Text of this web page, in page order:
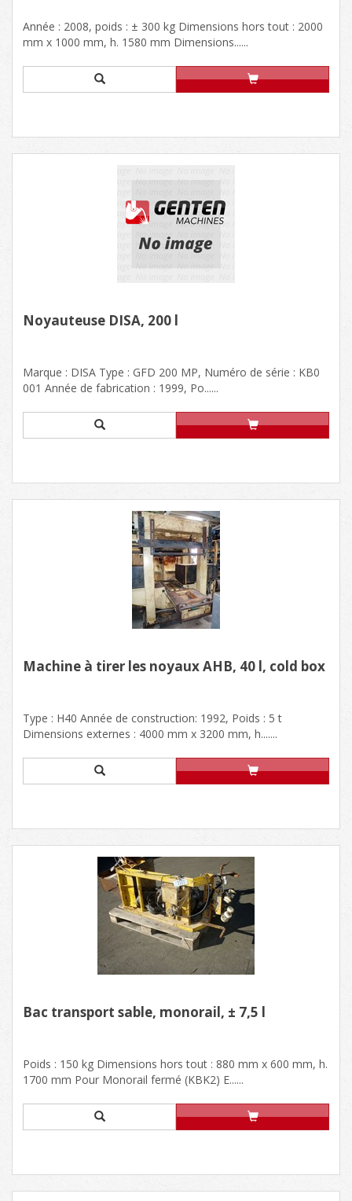
Année : 2008, poids : ± 300 kg Dimensions hors tout : 2000
mm x 1000 mm, h. 1580 mm Dimensions......
Noyauteuse DISA, 200 l
Marque : DISA Type : GFD 200 MP, Numéro de série : KB0
001 Année de fabrication : 1999, Po......
Machine à tirer les noyaux AHB, 40 l, cold box
Type : H40 Année de construction: 1992, Poids : 5 t
Dimensions externes : 4000 mm x 3200 mm, h.......
Bac transport sable, monorail, ± 7,5 l
Poids : 150 kg Dimensions hors tout : 880 mm x 600 mm, h.
1700 mm Pour Monorail fermé (KBK2) E......